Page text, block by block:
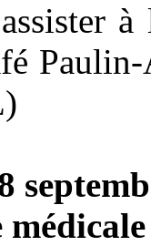
médicale